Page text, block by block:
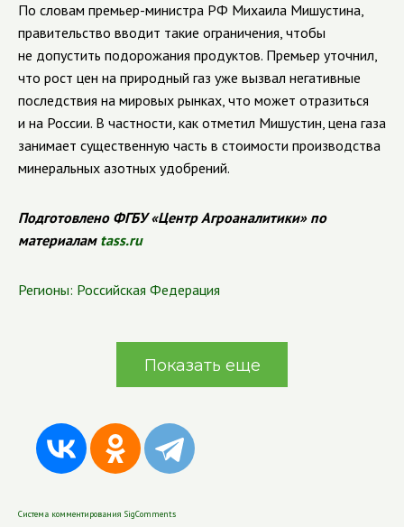
По словам премьер-министра РФ Михаила Мишустина,
правительство вводит такие ограничения, чтобы
не допустить подорожания продуктов. Премьер уточнил,
что рост цен на природный газ уже вызвал негативные
последствия на мировых рынках, что может отразиться
и на России. В частности, как отметил Мишустин, цена газа
занимает существенную часть в стоимости производства
минеральных азотных удобрений.
Подготовлено ФГБУ «Центр Агроаналитики» по
материалам tass.ru
Регионы: Российская Федерация
Показать еще
Система комментирования SigComments